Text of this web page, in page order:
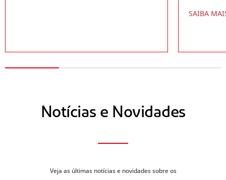
SAIBA
Notícias e Novidades
Veja as últimas notícias e novidades sobre os